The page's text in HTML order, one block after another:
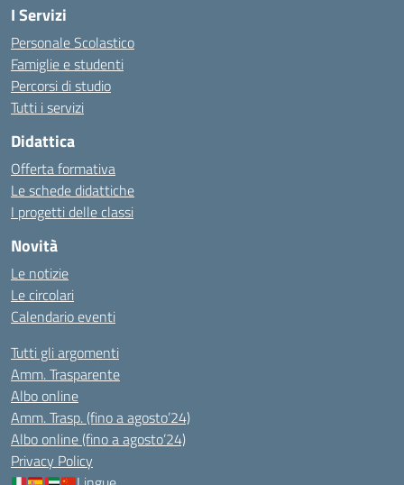
I Servizi
Personale Scolastico
Famiglie e studenti
Percorsi di studio
Tutti i servizi
Didattica
Offerta formativa
Le schede didattiche
I progetti delle classi
Novità
Le notizie
Le circolari
Calendario eventi
Tutti gli argomenti
Amm. Trasparente
Albo online
Amm. Trasp. (fino a agosto’24)
Albo online (fino a agosto’24)
Privacy Policy